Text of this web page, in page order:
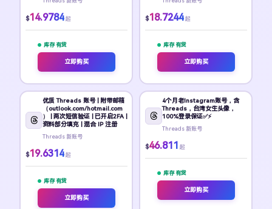
$14.9784 起
库存 有货
立即购买
$18.7244 起
库存 有货
立即购买
优质 Threads 账号 | 附带邮箱
（outlook.com/hotmail.com
） | 两次短信验证 | 已开启2FA |
资料部分填充 | 混合 IP 注册
Threads 新账号
$19.6314 起
库存 有货
立即购买
4个月老Instagram账号，含
Threads，台湾女生头像，
100%登录保证✅⚡
Threads 新账号
$46.811 起
库存 有货
立即购买